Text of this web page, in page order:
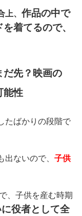
上、作品の中で
着てるので、
だ先？映画の
能性
たばかりの段階で
ないので、 子供
、子供を産む時期
に役者として全